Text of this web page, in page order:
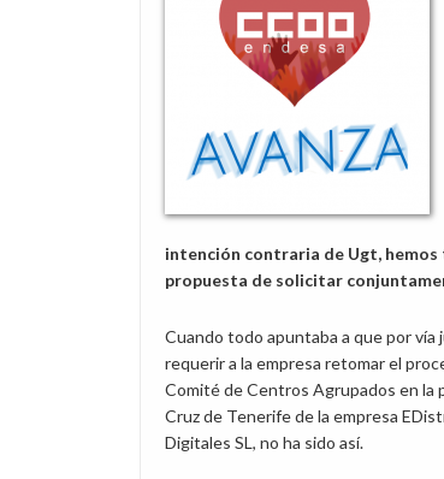
Figueres
i
Palafrugell
intención contraria de Ugt, hemos
propuesta de solicitar
Cuando todo apuntaba a que por vía
requerir a la empresa retomar el
Comité de Centros Agrupados en la
Cruz de Tenerife de la empresa
Digitales SL, no ha sido así.